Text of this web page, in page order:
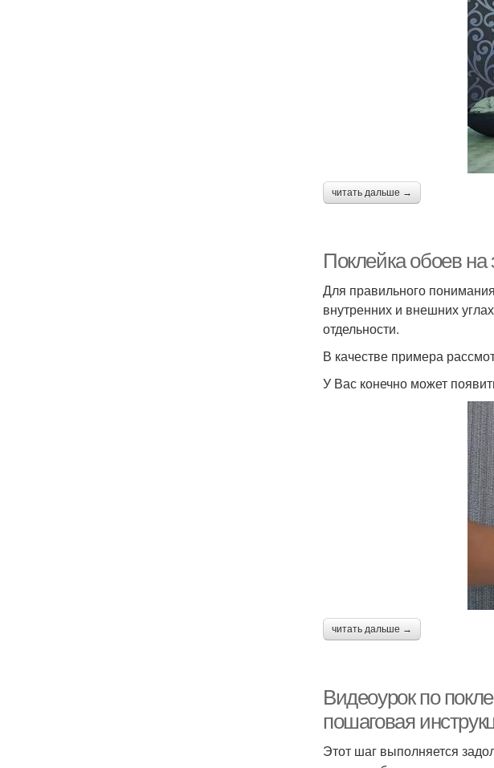
читать дальше →
Поклейка обоев на
Для правильного
внутренних и внешних
отдельности.
В качестве примера
У Вас конечно может
читать дальше →
Видеоурок по
пошаговая
Этот шаг выполняется